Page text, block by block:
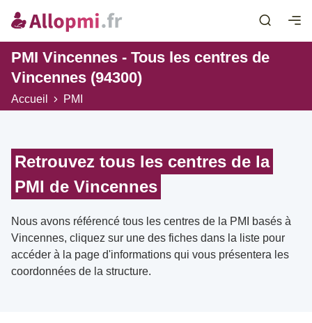
PMI Vincennes - Tous les centres de
Vincennes (94300)
Accueil PMI
Retrouvez tous les centres de la
PMI de Vincennes
Nous avons référencé tous les centres de la PMI basés à
Vincennes, cliquez sur une des fiches dans la liste pour
accéder à la page d'informations qui vous présentera les
coordonnées de la structure.